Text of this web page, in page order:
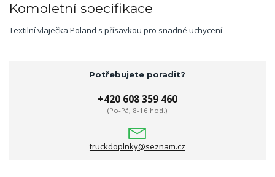
Kompletní specifikace
Textilní vlaječka Poland s přísavkou pro snadné uchycení
Potřebujete poradit?
+420 608 359 460
(Po-Pá, 8-16 hod.)
truckdoplnky@seznam.cz